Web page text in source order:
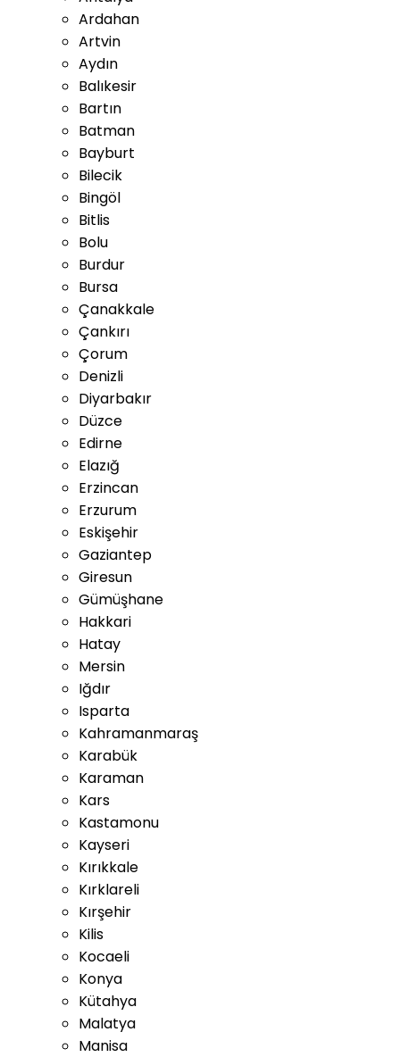
Ardahan
Artvin
Aydın
Balıkesir
Bartın
Batman
Bayburt
Bilecik
Bingöl
Bitlis
Bolu
Burdur
Bursa
Çanakkale
Çankırı
Çorum
Denizli
Diyarbakır
Düzce
Edirne
Elazığ
Erzincan
Erzurum
Eskişehir
Gaziantep
Giresun
Gümüşhane
Hakkari
Hatay
Mersin
Iğdır
Isparta
Kahramanmaraş
Karabük
Karaman
Kars
Kastamonu
Kayseri
Kırıkkale
Kırklareli
Kırşehir
Kilis
Kocaeli
Konya
Kütahya
Malatya
Manisa